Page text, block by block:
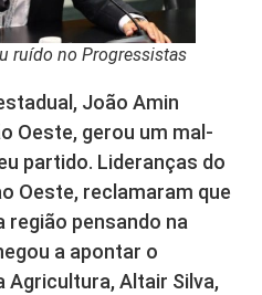
ruído no Progressistas
João Amin
Oeste, gerou um mal-
partido. Lideranças do
Oeste, reclamaram que
região pensando na
a apontar o
Agricultura, Altair Silva,